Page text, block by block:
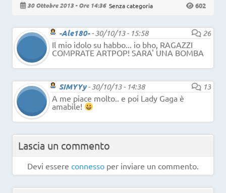
30 Ottobre 2013 - Ore 14:36 Senza categoria 602
-Ale180--30/10/13 - 15:58
26
Il mio idolo su habbo... io bho, RAGAZZI
COMPRATE ARTPOP! SARA' UNA BOMBA
SIMYYy-30/10/13 - 14:38
13
A me piace molto.. e poi Lady Gaga è
amabile!
Lascia un commento
Devi essere connesso per inviare un commento.